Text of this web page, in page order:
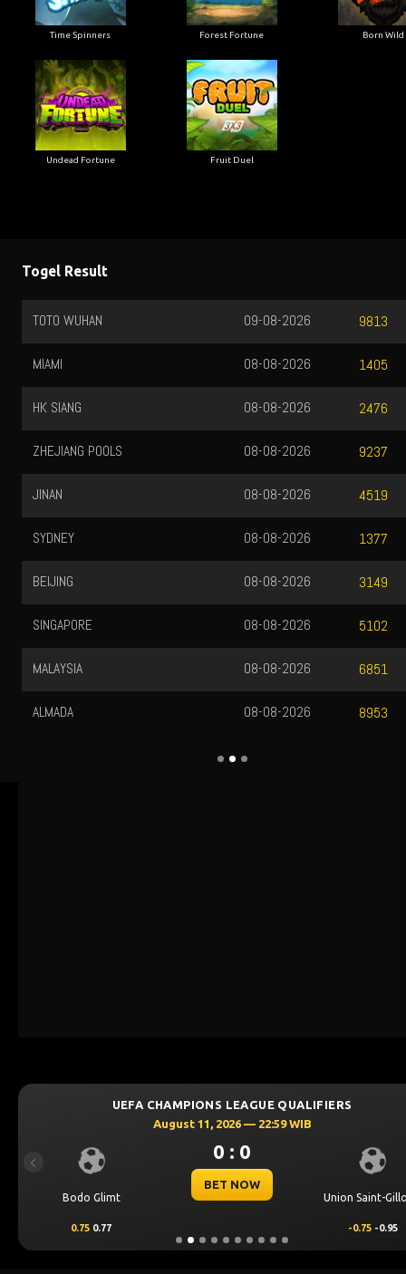
Time Spinners Forest Fortune Born Wild
Undead Fortune Fruit Duel
UEFA CHAMPIONS LEAGUE QUALIFIERS
August 11, 2026 — 22:59 WIB
Bodo Glimt
0 : 0
BET NOW
Union Saint-
0.75 0.77 -0.75 -0.95
Previous
Togel Result
TOTO WUHAN 9813
09-08-2026
MIAMI 1405
08-08-2026
HK SIANG 2476
08-08-2026
ZHEJIANG POOLS 9237
08-08-2026
JINAN 4519
08-08-2026
SYDNEY 1377
08-08-2026
BEIJING 3149
08-08-2026
SINGAPORE 5102
08-08-2026
MALAYSIA 6851
08-08-2026
ALMADA 8953
08-08-2026